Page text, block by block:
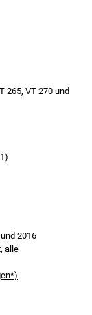
265, VT 270 und
)
2016
alle
)